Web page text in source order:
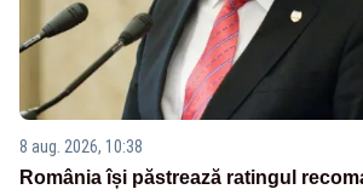
8 aug. 2026, 10:38
România își păstrează ratingul